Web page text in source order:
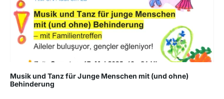
Musik und Tanz für Junge Menschen mit (und ohne)
Behinderung